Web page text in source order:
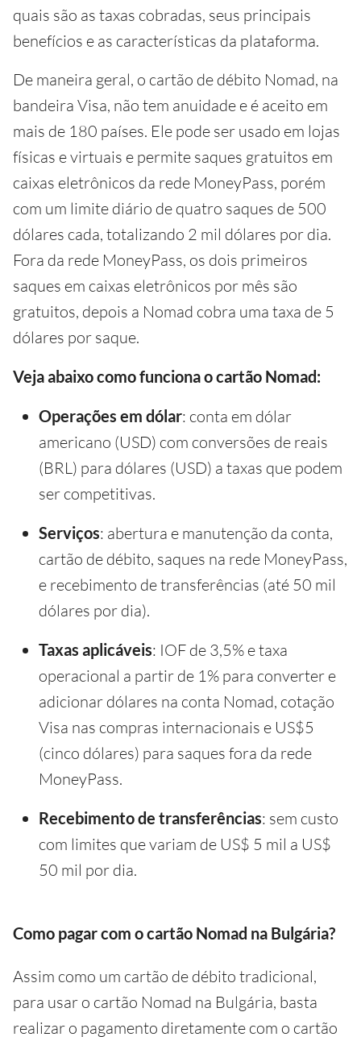
quais são as taxas cobradas, seus principais
benefícios e as características da plataforma.
De maneira geral, o cartão de débito Nomad, na
bandeira Visa, não tem anuidade e é aceito em
mais de 180 países. Ele pode ser usado em lojas
físicas e virtuais e permite saques gratuitos em
caixas eletrônicos da rede MoneyPass, porém
com um limite diário de quatro saques de 500
dólares cada, totalizando 2 mil dólares por dia.
Fora da rede MoneyPass, os dois primeiros
saques em caixas eletrônicos por mês são
gratuitos, depois a Nomad cobra uma taxa de 5
dólares por saque.
Veja abaixo como funciona o cartão Nomad:
Operações em dólar: conta em dólar
americano (USD) com conversões de reais
(BRL) para dólares (USD) a taxas que podem
ser competitivas.
Serviços: abertura e manutenção da conta,
cartão de débito, saques na rede MoneyPass,
e recebimento de transferências (até 50 mil
dólares por dia).
Taxas aplicáveis: IOF de 3,5% e taxa
operacional a partir de 1% para converter e
adicionar dólares na conta Nomad, cotação
Visa nas compras internacionais e US$5
(cinco dólares) para saques fora da rede
MoneyPass.
Recebimento de transferências: sem custo
com limites que variam de US$ 5 mil a US$
50 mil por dia.
Como pagar com o cartão Nomad na Bulgária?
Assim como um cartão de débito tradicional,
para usar o cartão Nomad na Bulgária, basta
realizar o pagamento diretamente com o cartão